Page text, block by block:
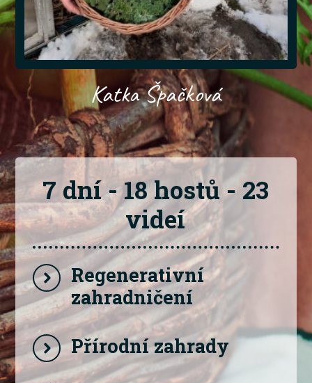
Katka Špačková
7 dní - 18 hostů - 23
videí
Regenerativní
zahradničení
Přírodní zahrady